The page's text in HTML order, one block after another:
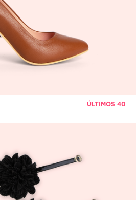
ÚLTIMOS 40